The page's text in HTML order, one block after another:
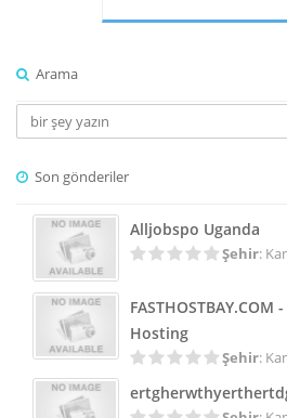
Arama
Son gönderiler
Alljobspo Uganda
Şehir:
Hosting
Şehir: